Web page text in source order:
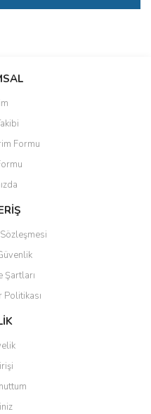
siz yapın!
bulunuyor.
olmalı.
Formu
Şartları
Politikası